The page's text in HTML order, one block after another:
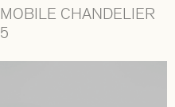
MOBILE CHANDELIER
5